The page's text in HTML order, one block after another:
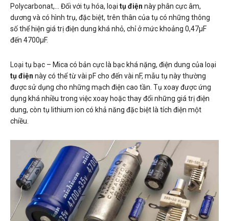
Polycarbonat,… Đối với tụ hóa, loại tụ điện này phân cực âm,
dương và có hình trụ, đặc biệt, trên thân của tụ có những thông
số thể hiện giá trị điện dung khá nhỏ, chỉ ở mức khoảng 0,47µF
đến 4700µF.
Loại tụ bạc – Mica có bản cực là bạc khá nặng, điện dung của loại
tụ điện này có thể từ vài pF cho đến vài nF, mẫu tụ này thường
được sử dụng cho những mạch điện cao tần. Tụ xoay được ứng
dụng khá nhiều trong việc xoay hoặc thay đổi những giá trị điện
dung, còn tụ lithium ion có khả năng đặc biệt là tích điện một
chiều.